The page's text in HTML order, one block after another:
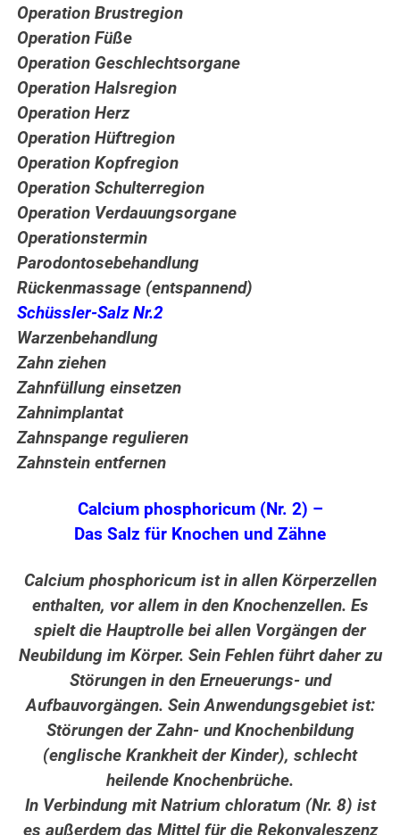
Operation Brustregion
Operation Füße
Operation Geschlechtsorgane
Operation Halsregion
Operation Herz
Operation Hüftregion
Operation Kopfregion
Operation Schulterregion
Operation Verdauungsorgane
Operationstermin
Parodontosebehandlung
Rückenmassage (entspannend)
Schüssler-Salz Nr.2
Warzenbehandlung
Zahn ziehen
Zahnfüllung einsetzen
Zahnimplantat
Zahnspange regulieren
Zahnstein entfernen
Calcium phosphoricum (Nr. 2) –
Das Salz für Knochen und Zähne
Calcium phosphoricum ist in allen Körperzellen
enthalten, vor allem in den Knochenzellen. Es
spielt die Hauptrolle bei allen Vorgängen der
Neubildung im Körper. Sein Fehlen führt daher zu
Störungen in den Erneuerungs- und
Aufbauvorgängen. Sein Anwendungsgebiet ist:
Störungen der Zahn- und Knochenbildung
(englische Krankheit der Kinder), schlecht
heilende Knochenbrüche.
In Verbindung mit Natrium chloratum (Nr. 8) ist
es außerdem das Mittel für die Rekonvaleszenz